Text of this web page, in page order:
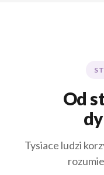
Od
Tysiace ludzi